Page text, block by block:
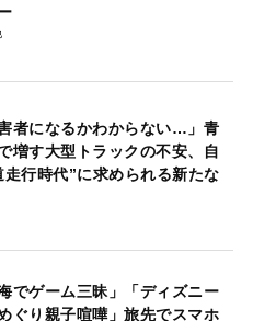
害者になるかわからない…」青
増す大型トラックの不安、自
走行時代”に求められる新たな
でゲーム三昧」「ディズニー
ぐり親子喧嘩」旅先でスマホ